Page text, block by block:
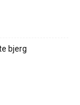
bjerg